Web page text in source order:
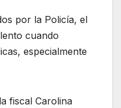
por la Policía, el
cuando
especialmente
fiscal Carolina